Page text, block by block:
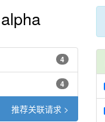
alpha
4
4
推荐关联请求 >